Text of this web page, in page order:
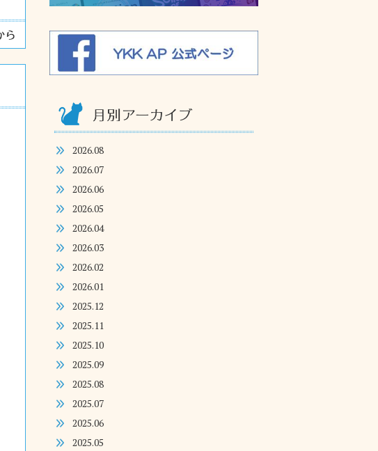
2026.08
2026.07
2026.06
2026.05
2026.04
2026.03
2026.02
2026.01
2025.12
2025.11
2025.10
2025.09
2025.08
2025.07
2025.06
2025.05